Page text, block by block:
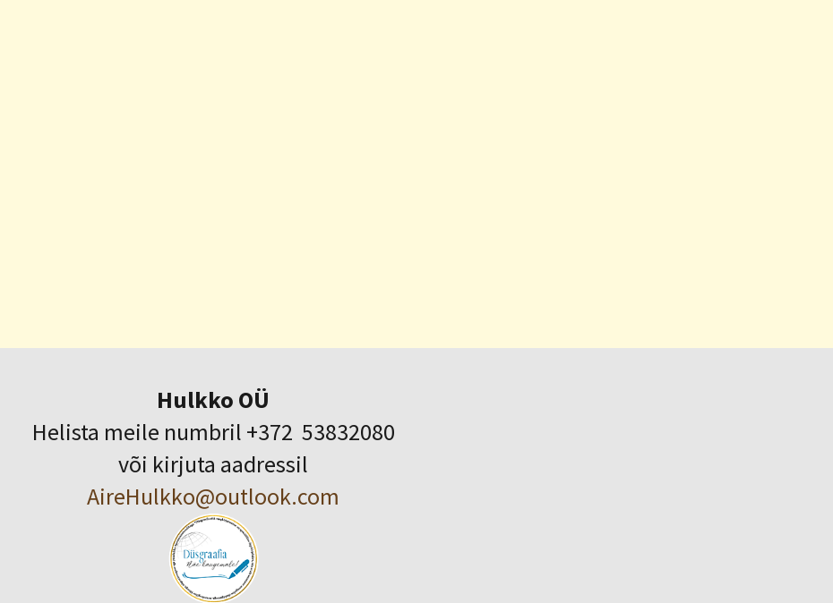
Hulkko OÜ
Helista meile numbril +372 53832080
või kirjuta aadressil
AireHulkko@outlook.com